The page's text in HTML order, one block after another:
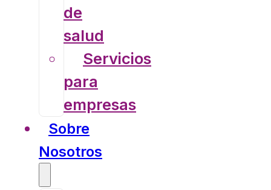
de
salud
Servicios
para
empresas
Sobre
Nosotros